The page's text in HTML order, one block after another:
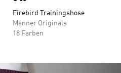
Firebird Trainingshose
Männer Originals
18 Farben